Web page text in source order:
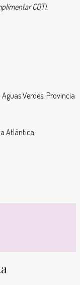
COTI.
Verdes, Provincia
Atlántica